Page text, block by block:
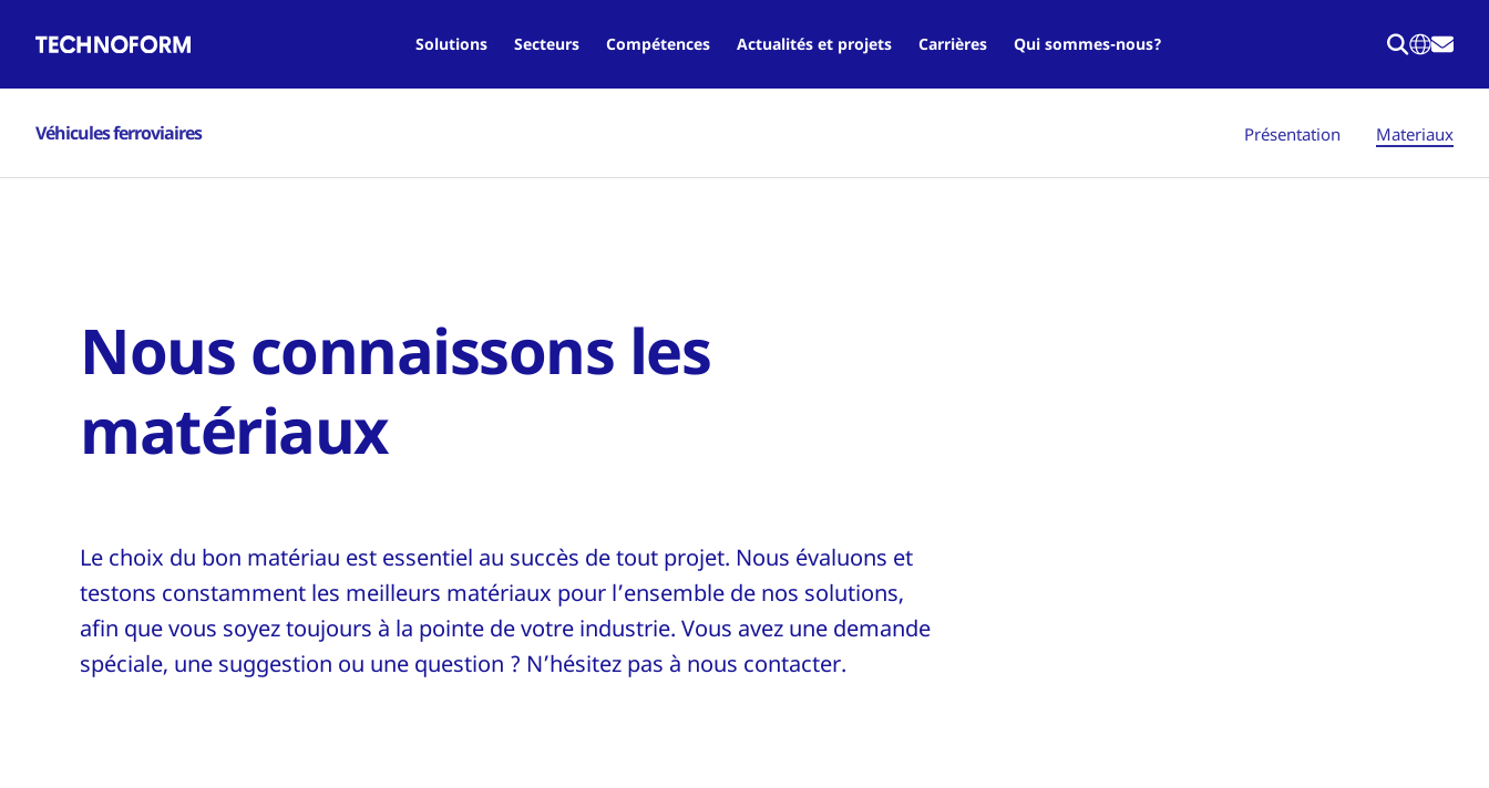
navigation
Solutions Secteurs Compétences Actualités et projets Carrières Qui sommes-nous?
Véhicules ferroviaires Présentation Materiaux
Nous connaissons les
matériaux
Le choix du bon matériau est essentiel au succès de tout projet. Nous évaluons et
testons constamment les meilleurs matériaux pour l’ensemble de nos solutions,
afin que vous soyez toujours à la pointe de votre industrie. Vous avez une demande
spéciale, une suggestion ou une question ? N’hésitez pas à nous contacter.